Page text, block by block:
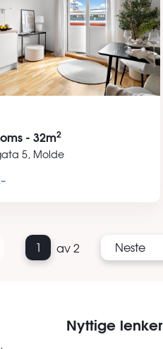
- 32m2
5, Molde
1 av 2 Neste
Nyttige lenker